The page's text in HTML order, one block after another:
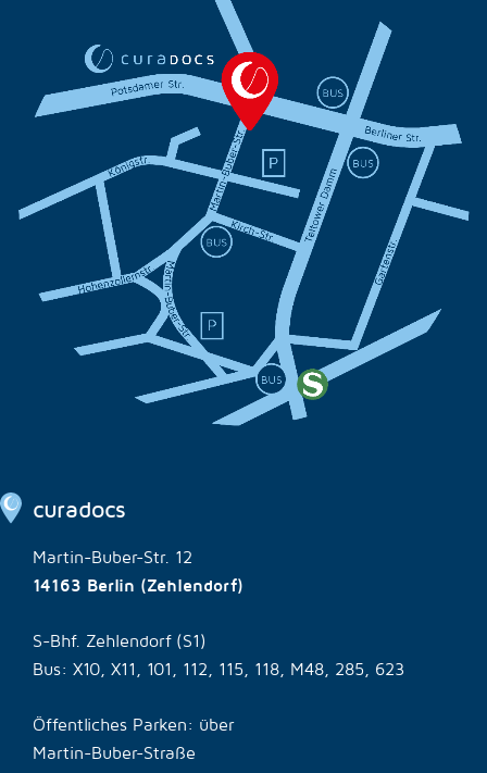
curadocs
Martin-Buber-Str. 12
14163 Berlin (Zehlendorf)
S-Bhf. Zehlendorf (S1)
Bus: X10, X11, 101, 112, 115, 118, M48, 285, 623
Öffentliches Parken: über
Martin-Buber-Straße